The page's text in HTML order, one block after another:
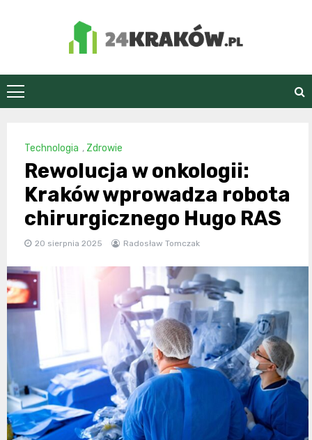
24Kraków.pl
Technologia , Zdrowie
Rewolucja w onkologii:
Kraków wprowadza robota
chirurgicznego Hugo RAS
20 sierpnia 2025 Radosław Tomczak